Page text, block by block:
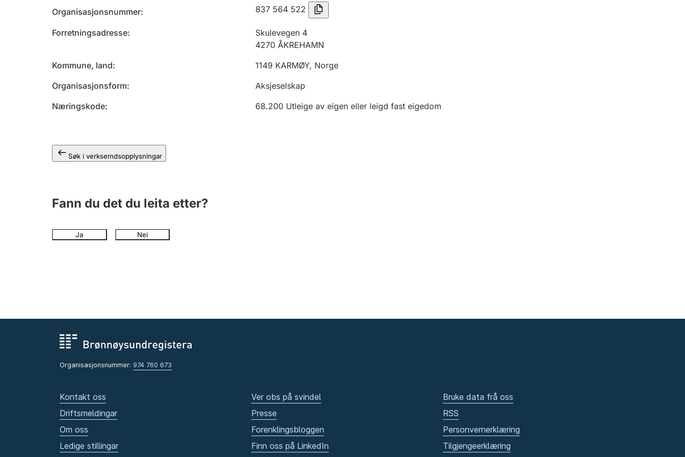
Organisasjonsnummer 837 564 522
Forretningsadresse
Skulevegen 4
4270 ÅKREHAMN
Kommune, land
1149 KARMØY, Norge
Organisasjonsform
Aksjeselskap
Næringskode
68.200 Utleige av eigen eller leigd fast eigedom
Søk i verksemdsopplysningar
Fann du det du leita etter?
Ja Nei
Organisasjonsnummer: 974 760 673
Kontakt oss
Driftsmeldingar
Om oss
Ledige stillingar
Ver obs på svindel
Presse
Forenklingsbloggen
Finn oss på LinkedIn
Bruke data frå oss
RSS
Personvernerklæring
Tilgjengeerklæring